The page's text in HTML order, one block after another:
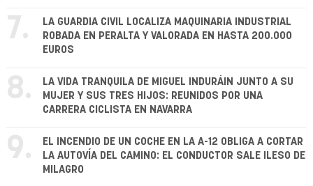
7.
LA GUARDIA CIVIL LOCALIZA MAQUINARIA INDUSTRIAL
ROBADA EN PERALTA Y VALORADA EN HASTA 200.000
EUROS
8.
LA VIDA TRANQUILA DE MIGUEL INDURÁIN JUNTO A SU
MUJER Y SUS TRES HIJOS: REUNIDOS POR UNA
CARRERA CICLISTA EN NAVARRA
9.
EL INCENDIO DE UN COCHE EN LA A-12 OBLIGA A CORTAR
LA AUTOVÍA DEL CAMINO: EL CONDUCTOR SALE ILESO DE
MILAGRO